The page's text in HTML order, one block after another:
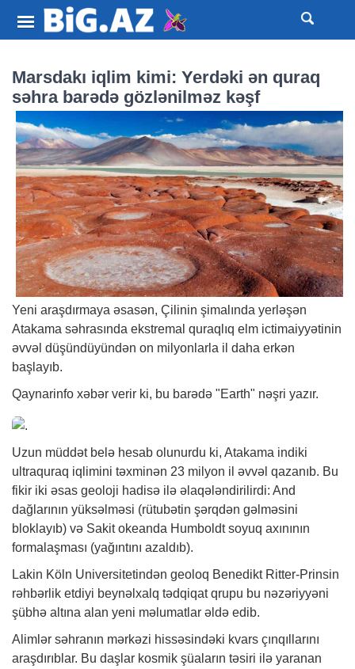
Marsdakı iqlim kimi: Yerdəki ən quraq
səhra barədə gözlənilməz kəşf
Yeni araşdırmaya əsasən, Çilinin şimalında yerləşən
Atakama səhrasında ekstremal quraqlıq elm ictimaiyyətinin
əvvəl düşündüyündən on milyonlarla il daha erkən
başlayıb.
Qaynarinfo xəbər verir ki, bu barədə "Earth" nəşri yazır.
Uzun müddət belə hesab olunurdu ki, Atakama indiki
ultraquraq iqlimini təxminən 23 milyon il əvvəl qazanıb. Bu
fikir iki əsas geoloji hadisə ilə əlaqələndirilirdi: And
dağlarının yüksəlməsi (rütubətin şərqdən gəlməsini
bloklayıb) və Sakit okeanda Humboldt soyuq axınının
formalaşması (yağıntını azaldıb).
Lakin Köln Universitetindən geoloq Benedikt Ritter-Prinsin
rəhbərlik etdiyi beynəlxalq tədqiqat qrupu bu nəzəriyyəni
şübhə altına alan yeni məlumatlar əldə edib.
Alimlər səhranın mərkəzi hissəsindəki kvars çınqıllarını
araşdırıblar. Bu daşlar kosmik şüaların təsiri ilə yaranan